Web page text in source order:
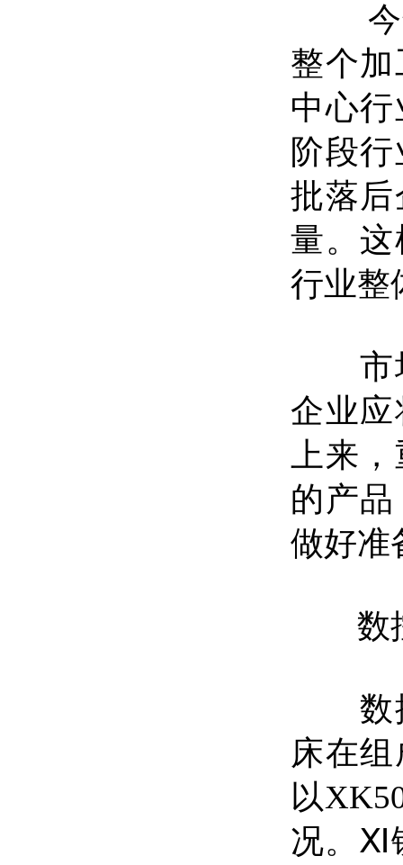
整个
中心
阶段
批落
量。
行业整
市场
企业
上来
的产
做好准
数控
数控
床在
以
况。Ⅺ